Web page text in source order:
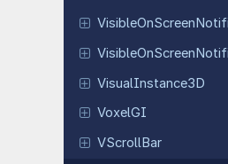
VisibleOnScreen
VisibleOnScreen
VisualInstance3D
VoxelGI
VScrollBar